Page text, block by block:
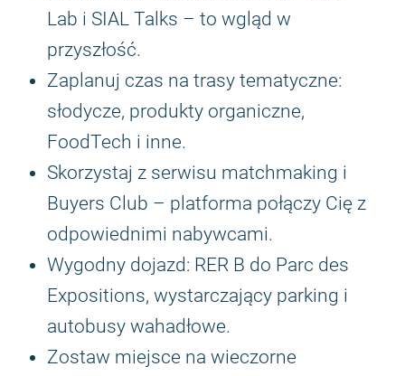
Lab i SIAL Talks – to wgląd w
przyszłość.
Zaplanuj czas na trasy tematyczne:
słodycze, produkty organiczne,
FoodTech i inne.
Skorzystaj z serwisu matchmaking i
Buyers Club – platforma połączy Cię z
odpowiednimi nabywcami.
Wygodny dojazd: RER B do Parc des
Expositions, wystarczający parking i
autobusy wahadłowe.
Zostaw miejsce na wieczorne